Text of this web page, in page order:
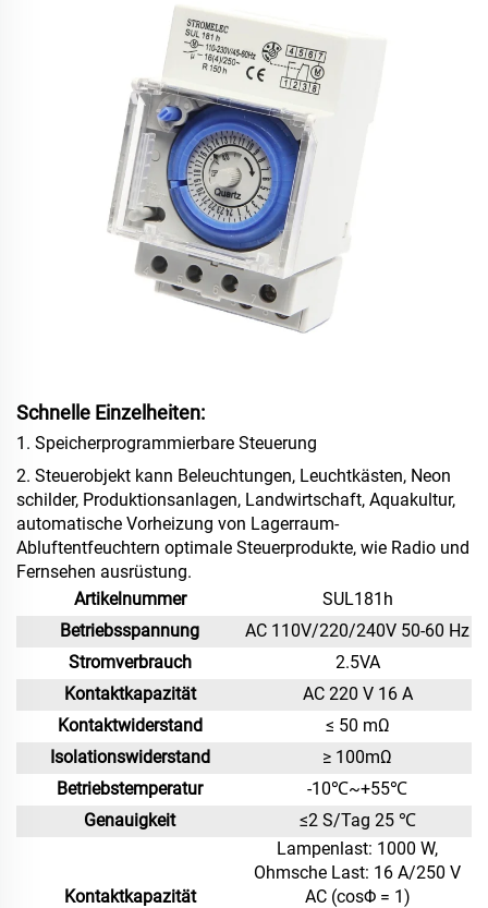
Schnelle Einzelheiten:
1. Speicherprogrammierbare Steuerung
2. Steuerobjekt kann Beleuchtungen, Leuchtkästen, Neon
schilder, Produktionsanlagen, Landwirtschaft, Aquakultur,
automatische Vorheizung von Lagerraum-
Abluftentfeuchtern optimale Steuerprodukte, wie Radio und
Fernsehen ausrüstung.
Artikelnummer
SUL181h
Betriebsspannung
AC 110V/220/240V 50-60 Hz
Stromverbrauch
2.5VA
Kontaktkapazität
AC 220 V 16 A
Kontaktwiderstand
≤ 50 mΩ
Isolationswiderstand
≥ 100mΩ
Betriebstemperatur
-10℃~+55℃
Genauigkeit
≤2 S/Tag 25 ℃
Kontaktkapazität
Lampenlast: 1000 W,
Ohmsche Last: 16 A/250 V
AC (cosΦ = 1)